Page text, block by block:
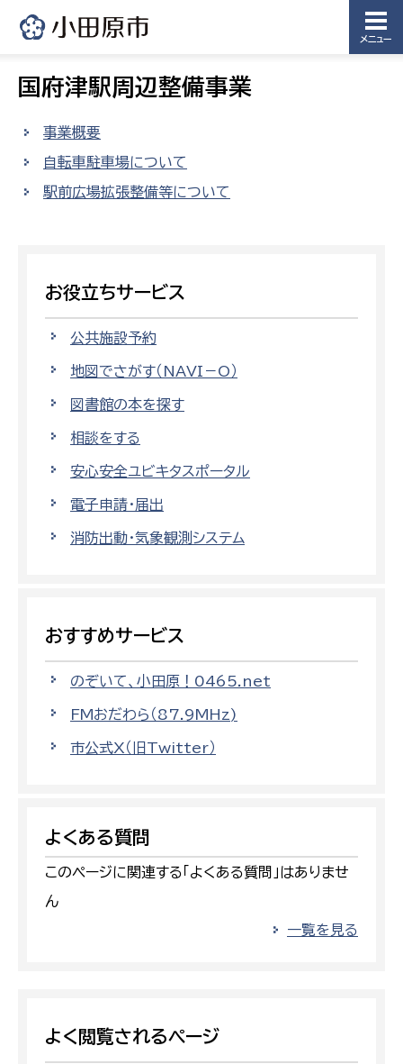
メニュー
国府津駅周辺整備事業
事業概要
自転車駐車場について
駅前広場拡張整備等について
お役立ちサービス
公共施設予約
地図でさがす（NAVI－O）
図書館の本を探す
相談をする
安心安全ユビキタスポータル
電子申請・届出
消防出動・気象観測システム
おすすめサービス
のぞいて、小田原！0465.net
FMおだわら（87.9MHz)
市公式X（旧Twitter）
よくある質問
このページに関連する「よくある質問」はありませ
ん
一覧を見る
よく閲覧されるページ